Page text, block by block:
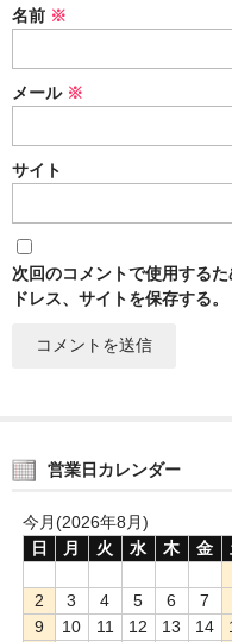
名前 ※
メール ※
サイト
次回のコメントで使用する
ドレス、サイトを保存する。
営業日カレンダー
今月(2026年8月)
日
月 火 水 木 金
2
3 4 5 6 7
9
10 11 12 13 14